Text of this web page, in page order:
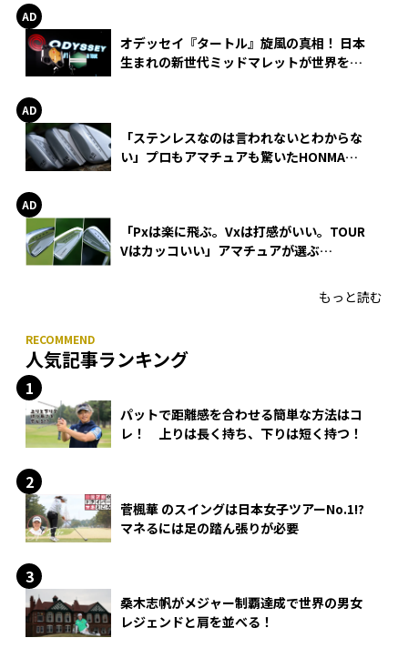
オデッセイ『タートル』旋風の真相！ 日本
生まれの新世代ミッドマレットが世界を席
「ステンレスなのは言われないとわからな
い」プロもアマチュアも驚いたHONMA
「Pxは楽に飛ぶ。Vxは打感がいい。TOUR
Vはカッコいい」アマチュアが選ぶ
もっと読む
人気記事ランキング
パットで距離感を合わせる簡単な方法はコ
レ！ 上りは長く持ち、下りは短く持つ！
菅楓華 のスイングは日本女子ツアーNo.1!?
マネるには足の踏ん張りが必要
桑木志帆がメジャー制覇達成で世界の男女
レジェンドと肩を並べる！